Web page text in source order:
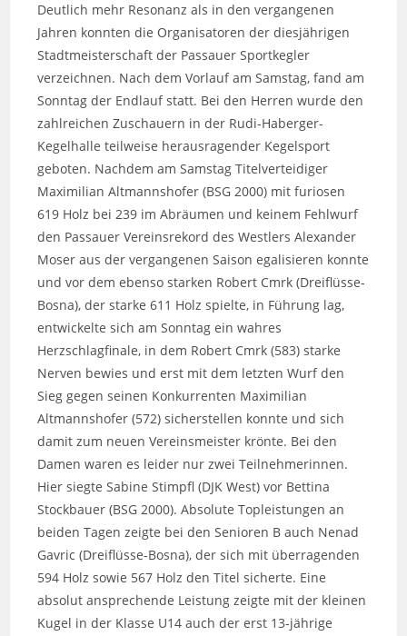
Deutlich mehr Resonanz als in den vergangenen
Jahren konnten die Organisatoren der diesjährigen
Stadtmeisterschaft der Passauer Sportkegler
verzeichnen. Nach dem Vorlauf am Samstag, fand am
Sonntag der Endlauf statt. Bei den Herren wurde den
zahlreichen Zuschauern in der Rudi-Haberger-
Kegelhalle teilweise herausragender Kegelsport
geboten. Nachdem am Samstag Titelverteidiger
Maximilian Altmannshofer (BSG 2000) mit furiosen
619 Holz bei 239 im Abräumen und keinem Fehlwurf
den Passauer Vereinsrekord des Westlers Alexander
Moser aus der vergangenen Saison egalisieren konnte
und vor dem ebenso starken Robert Cmrk (Dreiflüsse-
Bosna), der starke 611 Holz spielte, in Führung lag,
entwickelte sich am Sonntag ein wahres
Herzschlagfinale, in dem Robert Cmrk (583) starke
Nerven bewies und erst mit dem letzten Wurf den
Sieg gegen seinen Konkurrenten Maximilian
Altmannshofer (572) sicherstellen konnte und sich
damit zum neuen Vereinsmeister krönte. Bei den
Damen waren es leider nur zwei Teilnehmerinnen.
Hier siegte Sabine Stimpfl (DJK West) vor Bettina
Stockbauer (BSG 2000). Absolute Topleistungen an
beiden Tagen zeigte bei den Senioren B auch Nenad
Gavric (Dreiflüsse-Bosna), der sich mit überragenden
594 Holz sowie 567 Holz den Titel sicherte. Eine
absolut ansprechende Leistung zeigte mit der kleinen
Kugel in der Klasse U14 auch der erst 13-jährige